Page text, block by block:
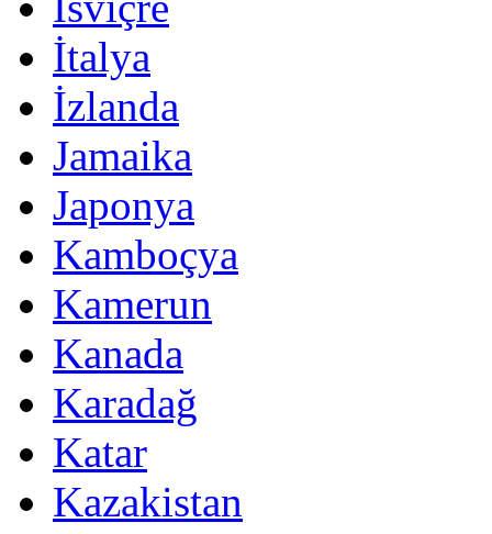
İtalya
İzlanda
Jamaika
Japonya
Kamboçya
Kamerun
Kanada
Karadağ
Katar
Kazakistan